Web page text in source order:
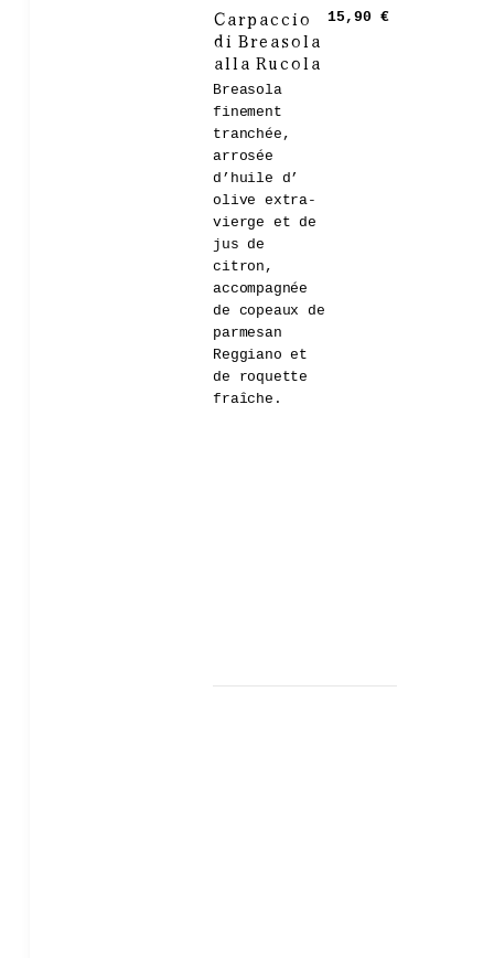
Carpaccio
di Breasola
alla Rucola
Breasola
finement
tranchée,
arrosée
d’huile d’
olive extra-
vierge et de
jus de
citron,
accompagnée
de copeaux de
parmesan
Reggiano et
de roquette
fraîche.
15,90 €